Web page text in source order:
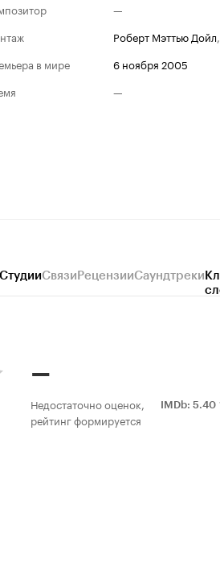
—
Роберт Мэттью Дойл,
в мире
6 ноября 2005
—
СтудииСвязиРецензииСаундтреки
–
Недостаточно оценок,
рейтинг формируется
IMDb: 5.40